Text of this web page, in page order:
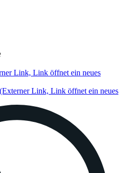
Link, Link öffnet ein neues
(Externer Link, Link öffnet ein neues